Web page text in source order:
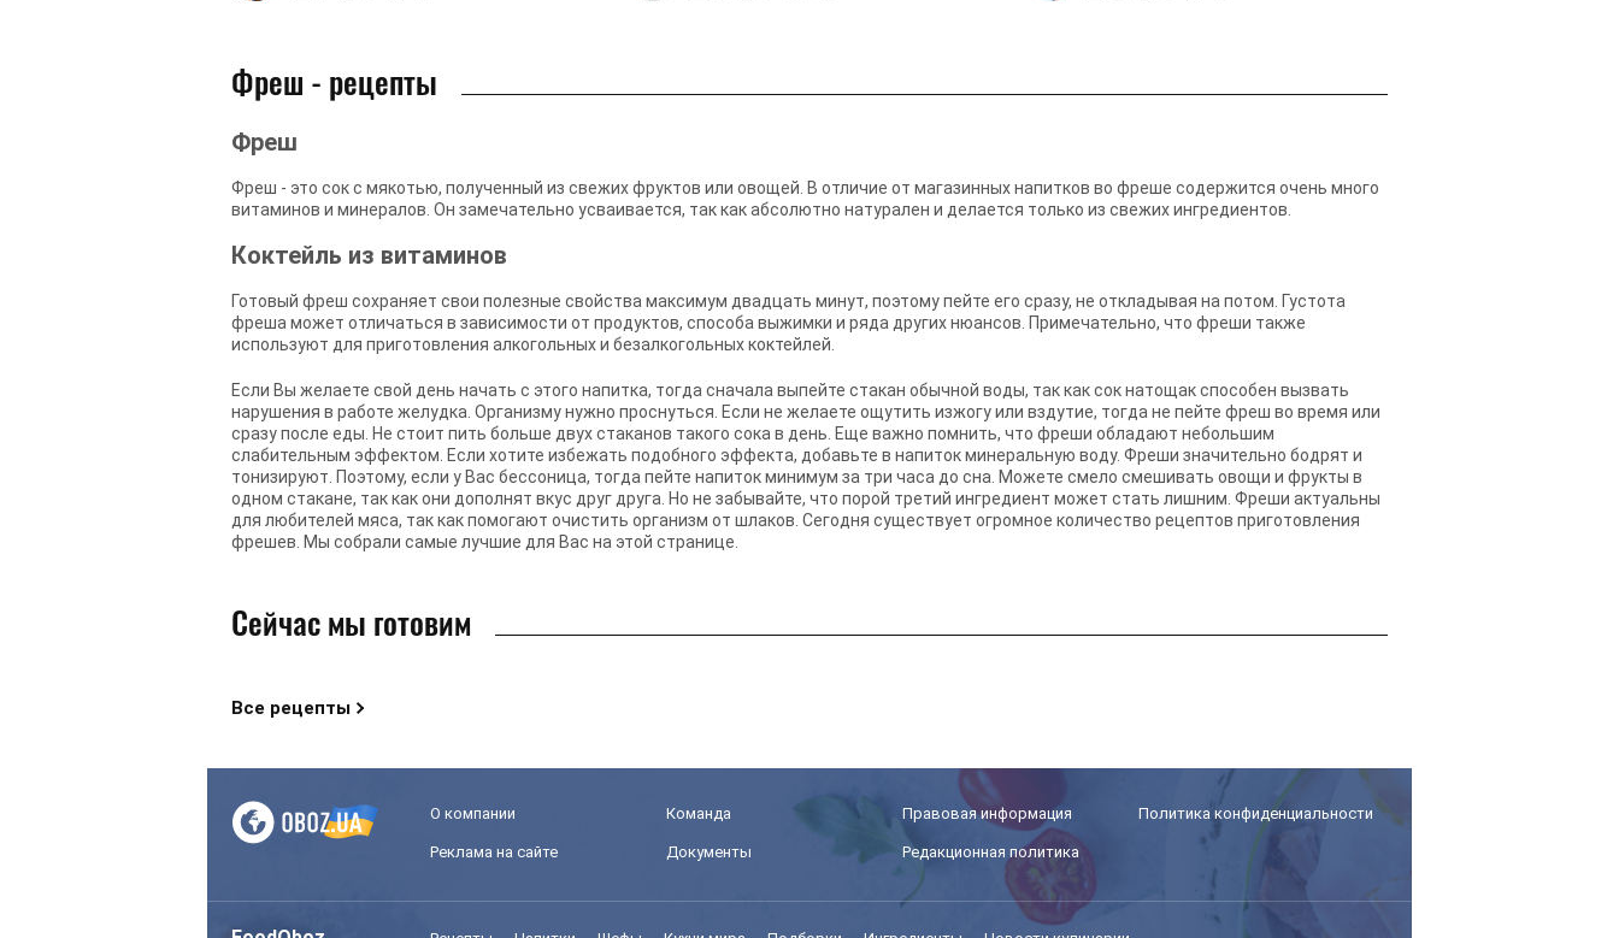
Фреш - рецепты
Фреш
Фреш - это сок с мякотью, полученный из свежих фруктов или овощей. В отличие от магазинных напитков во фреше содержится очень много
витаминов и минералов. Он замечательно усваивается, так как абсолютно натурален и делается только из свежих ингредиентов.
Коктейль из витаминов
Готовый фреш сохраняет свои полезные свойства максимум двадцать минут, поэтому пейте его сразу, не откладывая на потом. Густота
фреша может отличаться в зависимости от продуктов, способа выжимки и ряда других нюансов. Примечательно, что фреши также
используют для приготовления алкогольных и безалкогольных коктейлей.
Если Вы желаете свой день начать с этого напитка, тогда сначала выпейте стакан обычной воды, так как сок натощак способен вызвать
нарушения в работе желудка. Организму нужно проснуться. Если не желаете ощутить изжогу или вздутие, тогда не пейте фреш во время или
сразу после еды. Не стоит пить больше двух стаканов такого сока в день. Еще важно помнить, что фреши обладают небольшим
слабительным эффектом. Если хотите избежать подобного эффекта, добавьте в напиток минеральную воду. Фреши значительно бодрят и
тонизируют. Поэтому, если у Вас бессоница, тогда пейте напиток минимум за три часа до сна. Можете смело смешивать овощи и фрукты в
одном стакане, так как они дополнят вкус друг друга. Но не забывайте, что порой третий ингредиент может стать лишним. Фреши актуальны
для любителей мяса, так как помогают очистить организм от шлаков. Сегодня существует огромное количество рецептов приготовления
фрешев. Мы собрали самые лучшие для Вас на этой странице.
Сейчас мы готовим
Все рецепты
О компании Команда Правовая информация Политика конфиденциальности
Реклама на сайте Документы Редакционная политика